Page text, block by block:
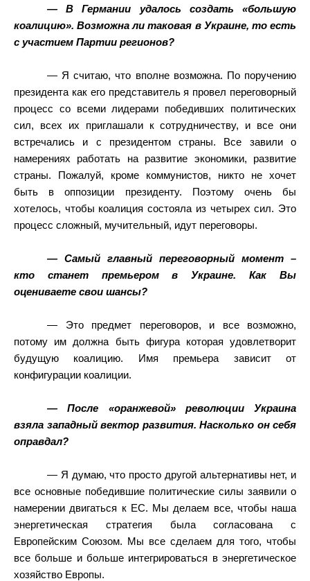
— В Германии удалось создать «большую
коалицию». Возможна ли таковая в Украине, то есть
с участием Партии регионов?
— Я считаю, что вполне возможна. По поручению
президента как его представитель я провел переговорный
процесс со всеми лидерами победивших политических
сил, всех их приглашали к сотрудничеству, и все они
встречались и с президентом страны. Все завили о
намерениях работать на развитие экономики, развитие
страны. Пожалуй, кроме коммунистов, никто не хочет
быть в оппозиции президенту. Поэтому очень бы
хотелось, чтобы коалиция состояла из четырех сил. Это
процесс сложный, мучительный, идут переговоры.
— Самый главный переговорный момент –
кто станет премьером в Украине. Как Вы
оцениваете свои шансы?
— Это предмет переговоров, и все возможно,
потому им должна быть фигура которая удовлетворит
будущую коалицию. Имя премьера зависит от
конфигурации коалиции.
— После «оранжевой» революции Украина
взяла западный вектор развития. Насколько он себя
оправдал?
— Я думаю, что просто другой альтернативы нет, и
все основные победившие политические силы заявили о
намерении двигаться к ЕС. Мы делаем все, чтобы наша
энергетическая стратегия была согласована с
Европейским Союзом. Мы все сделаем для того, чтобы
все больше и больше интегрироваться в энергетическое
хозяйство Европы.